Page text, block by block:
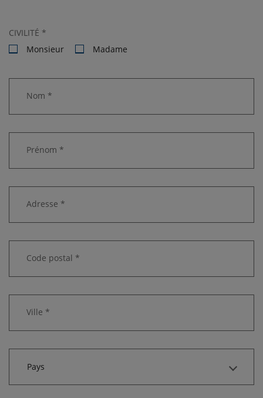
CIVILITÉ *
Monsieur
Madame
Nom *
Prénom *
Adresse *
Code postal *
Ville *
Pays